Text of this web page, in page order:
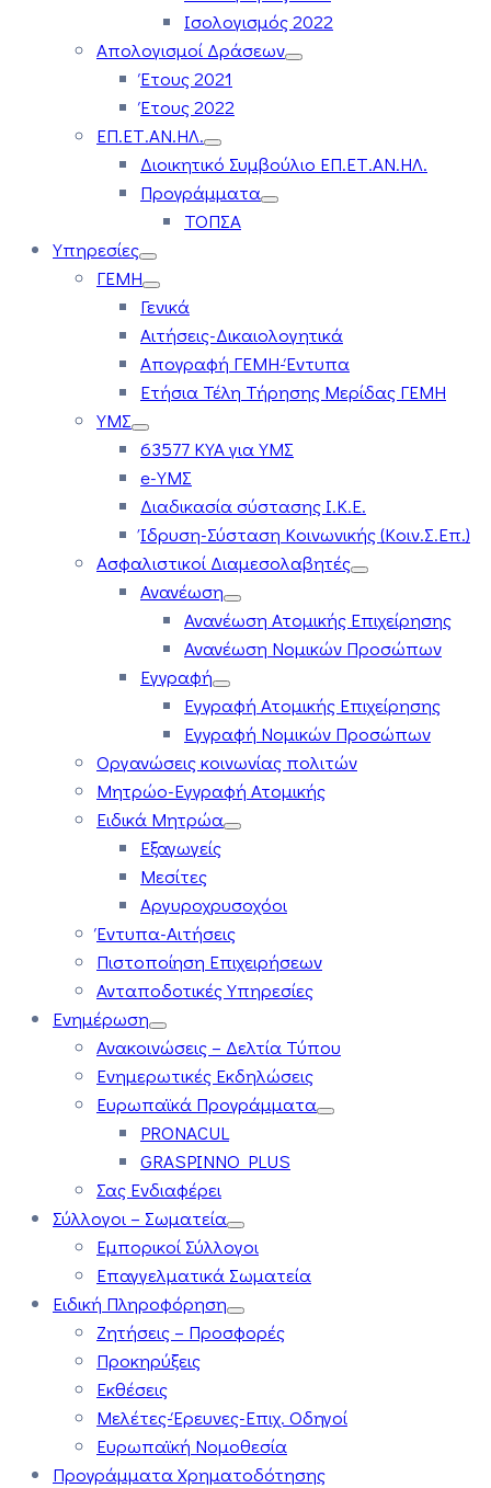
Ισολογισμός 2022
Απολογισμοί Δράσεων
Έτους 2021
Έτους 2022
ΕΠ.ΕΤ.ΑΝ.ΗΛ.
Διοικητικό Συμβούλιο ΕΠ.ΕΤ.ΑΝ.ΗΛ.
Προγράμματα
ΤΟΠΣΑ
Υπηρεσίες
ΓΕΜΗ
Γενικά
Αιτήσεις-Δικαιολογητικά
Απογραφή ΓΕΜΗ-Έντυπα
Ετήσια Τέλη Τήρησης Μερίδας ΓΕΜΗ
ΥΜΣ
63577 ΚΥΑ για ΥΜΣ
e-ΥΜΣ
Διαδικασία σύστασης Ι.Κ.Ε.
Ίδρυση-Σύσταση Κοινωνικής (Κοιν.Σ.Επ.)
Ασφαλιστικοί Διαμεσολαβητές
Ανανέωση
Ανανέωση Ατομικής Επιχείρησης
Ανανέωση Νομικών Προσώπων
Εγγραφή
Εγγραφή Ατομικής Επιχείρησης
Εγγραφή Νομικών Προσώπων
Οργανώσεις κοινωνίας πολιτών
Μητρώο-Εγγραφή Ατομικής
Ειδικά Μητρώα
Εξαγωγείς
Μεσίτες
Αργυροχρυσοχόοι
Έντυπα-Αιτήσεις
Πιστοποίηση Επιχειρήσεων
Ανταποδοτικές Υπηρεσίες
Ενημέρωση
Ανακοινώσεις – Δελτία Τύπου
Ενημερωτικές Εκδηλώσεις
Ευρωπαϊκά Προγράμματα
PRONACUL
GRASPINNO PLUS
Σας Ενδιαφέρει
Σύλλογοι – Σωματεία
Εμπορικοί Σύλλογοι
Επαγγελματικά Σωματεία
Ειδική Πληροφόρηση
Ζητήσεις – Προσφορές
Προκηρύξεις
Εκθέσεις
Μελέτες-Έρευνες-Επιχ. Οδηγοί
Ευρωπαϊκή Νομοθεσία
Προγράμματα Χρηματοδότησης